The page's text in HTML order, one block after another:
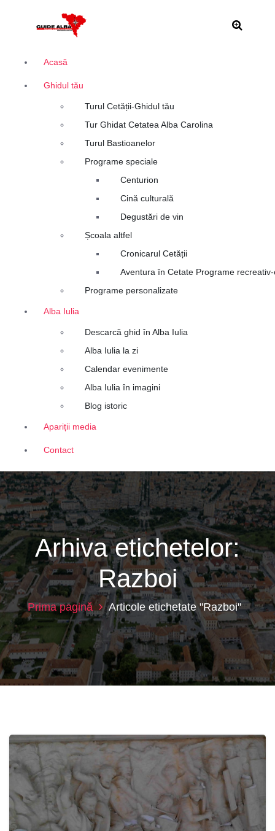
Acasă
Ghidul tău
Turul Cetății-Ghidul tău
Tur Ghidat Cetatea Alba Carolina
Turul Bastioanelor
Programe speciale
Centurion
Cină culturală
Degustări de vin
Școala altfel
Cronicarul Cetății
Aventura în Cetate Programe
Programe personalizate
Alba Iulia
Descarcă ghid în Alba Iulia
Alba Iulia la zi
Calendar evenimente
Alba Iulia în imagini
Blog istoric
Apariții media
Contact
Arhiva etichetelor:
Razboi
Prima pagină Articole etichetate "Razboi"